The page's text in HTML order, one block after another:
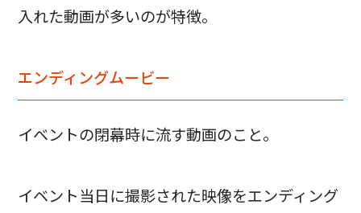
入れた動画が多いのが特徴。
エンディングムービー
イベントの閉幕時に流す動画のこと。
イベント当日に撮影された映像をエンディング